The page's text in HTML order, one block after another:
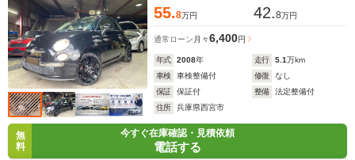
55.8万円 42.8万円
通常ローン 月々6,400円
年式 2008年 走行 5.1万km
車検
車検整備付 修復
なし
保証
保証付 整備
法定整備付
住所
兵庫県西宮市
無
料
今すぐ在庫確認・見積依頼
電話する